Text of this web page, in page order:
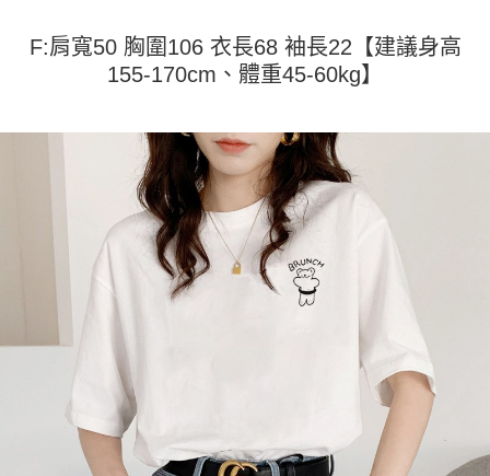
2.透過簡訊連結打開帳單後，可選擇「超商條碼／台灣大直營門市／銀行轉
帳／街口支付／iPASS MONEY」等通路繳費。
用戶於交易時，得透過本服務購買商品或服務，並由商店將買賣／分期付款
買賣價金債權讓與本公司後，依約使用本公司帳單繳交帳款。
2.基於同意付款使用「大哥付你分期」之契約關係目的，商店將以您的個人
資料（包含姓名、電話或地址）提供予台灣大哥大進項蒐集、處理及利用，
由本公司與您本人進行分期帳單所需資料之確認、核對及更正。
3.完整用戶服務條款，請詳閱以下連結： https://oppay.tw/userRule
１．於結帳方式選擇「AFTEE先享後付」後，將跳轉至「AFTEE先享後付」
結帳頁面，進行簡訊認證並確認金額後，即可完成結帳。
２．訂單成立數日內，您將收到繳費通知簡訊。
※ 請注意：結帳手續完成當下不需立刻繳費，但若您需要取消訂單，請聯絡
購買商品的店家。未經商家同意取消之訂單仍視為有效，需透過AFTEE先享
後付繳納相關費用。
※ 交易是否成功請以「AFTEE先享後付 」之結帳頁面顯示為準，若有關於
是否繳費成功／繳費後需取消欲退款等相關疑問，請聯繫「AFTEE先享後付
客戶支援中心」
https://netprotections.freshdesk.com/support/home
【注意事項】
１．透過由恩沛科技股份有限公司提供之「AFTEE先享後付」服務完成之交
易，需依本服務之必要範圍內提供個人資料，並將交易相關給付款項請求債
２．關於個人資料處理事宜，請瀏覽以下網址：
https://aftee.tw/terms/#terms3
３．未成年的使用者請事先徵得法定代理人或監護人之同意方可使用
「AFTEE先享後付」，若未經同意申辦者引起之損失，本公司不負相關責
４．使用「AFTEE先享後付」時，將依據個別帳號之用戶狀況，依本公司即
時審查核予不同之上限額度；若仍有額度不足之情形，本公司將視審查結果
付款 後全家取貨
每筆NT$45，滿NT$499(含以上)免運費
每筆NT$45，滿NT$499(含以上)免運費
每筆NT$70，滿NT$499(含以上)免運費
F:肩寬50 胸圍106 衣長68 袖長22【建議身高
155-170cm、體重45-60kg】